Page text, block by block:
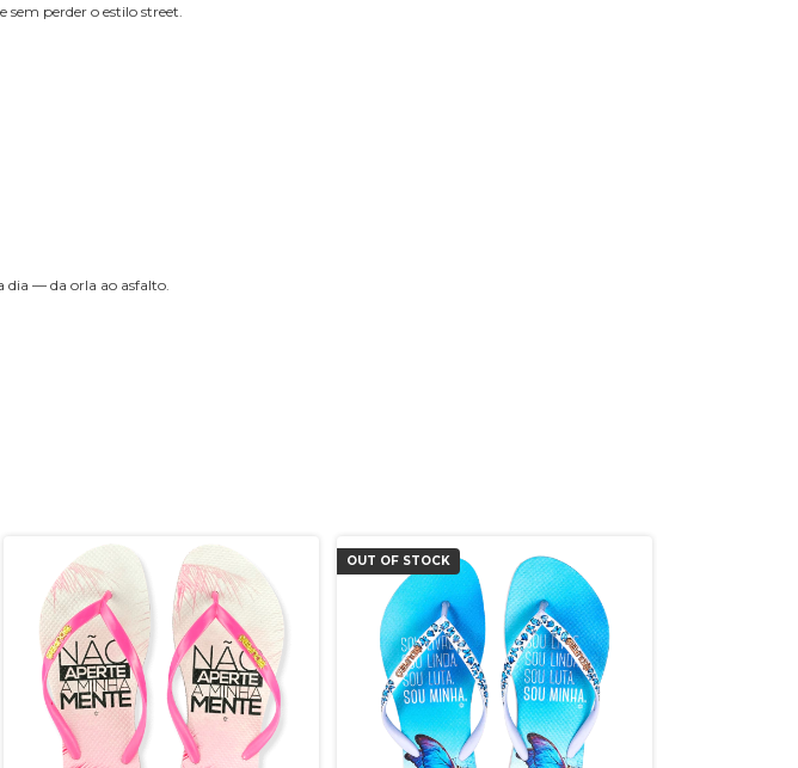
perder o estilo street.
dia — da orla ao asfalto.
OUT OF STOCK